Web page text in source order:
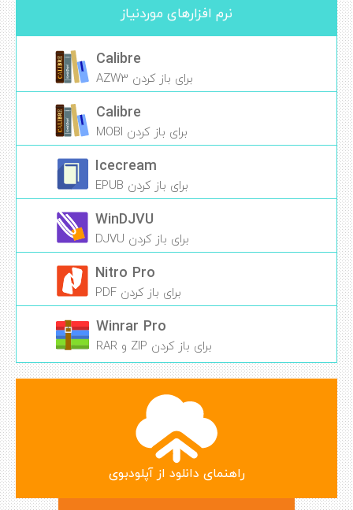
نرم افزارهای موردنیاز
Calibre
برای باز کردن AZW3
Calibre
برای باز کردن MOBI
Icecream
برای باز کردن EPUB
WinDJVU
برای باز کردن DJVU
Nitro Pro
برای باز کردن PDF
Winrar Pro
برای باز کردن ZIP و RAR
راهنمای دانلود از آپلودبوی